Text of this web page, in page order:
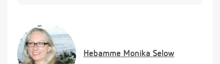
Vielen herzlichen Dank,
LG
Christin
Hebamme Monika Selow